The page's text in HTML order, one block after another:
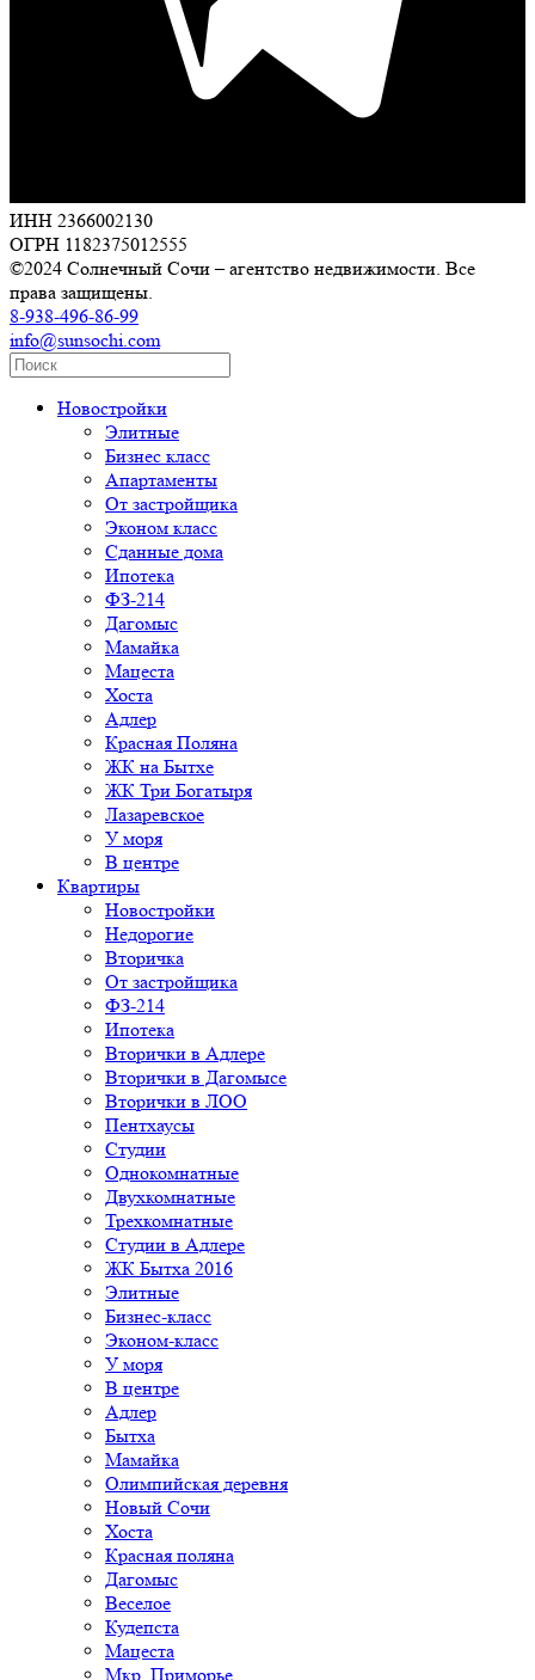
ИНН 2366002130
ОГРН 1182375012555
©2024 Солнечный Сочи – агентство недвижимости. Все
права защищены.
8-938-496-86-99
info@sunsochi.com
Новостройки
Элитные
Бизнес класс
Апартаменты
От застройщика
Эконом класс
Сданные дома
Ипотека
ФЗ-214
Дагомыс
Мамайка
Мацеста
Хоста
Адлер
Красная Поляна
ЖК на Бытхе
ЖК Три Богатыря
Лазаревское
У моря
В центре
Квартиры
Новостройки
Недорогие
Вторичка
От застройщика
ФЗ-214
Ипотека
Вторички в Адлере
Вторички в Дагомысе
Вторички в ЛОО
Пентхаусы
Студии
Однокомнатные
Двухкомнатные
Трехкомнатные
Студии в Адлере
ЖК Бытха 2016
Элитные
Бизнес-класс
Эконом-класс
У моря
В центре
Адлер
Бытха
Мамайка
Олимпийская деревня
Новый Сочи
Хоста
Красная поляна
Дагомыс
Веселое
Кудепста
Мацеста
Мкр. Приморье